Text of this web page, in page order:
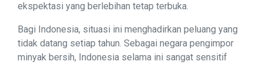
ekspektasi yang berlebihan tetap terbuka.
Bagi Indonesia, situasi ini menghadirkan peluang yang
tidak datang setiap tahun. Sebagai negara pengimpor
minyak bersih, Indonesia selama ini sangat sensitif